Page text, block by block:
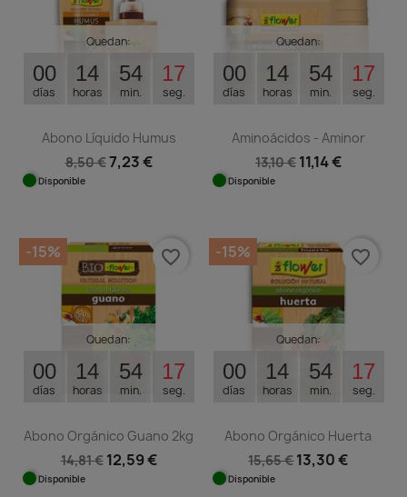
Quedan:
00
días
14
horas
54
min.
16
seg.
Abono Líquido Humus
8,50 €7,23 €
Disponible
Quedan:
00
días
14
horas
54
min.
16
seg.
Aminoácidos - Aminor
13,10 € 11,14 €
Disponible
Quedan:
00
días
14
horas
54
min.
16
seg.
Abono Orgánico Guano 2kg
14,81 € 12,59 €
Disponible
-15% favorite_border
Quedan:
00
días
14
horas
54
min.
16
seg.
Abono Orgánico Huerta
15,65 €13,30 €
Disponible
-15% favorite_border